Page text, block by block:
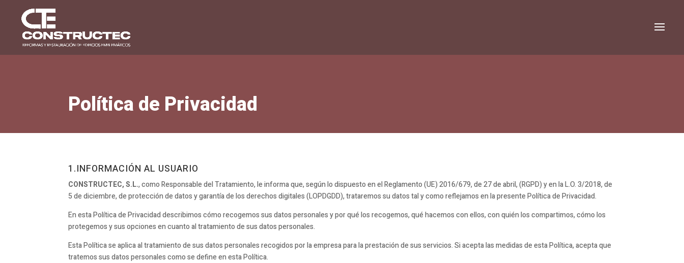
Política de Privacidad
1.INFORMACIÓN AL USUARIO
CONSTRUCTEC, S.L., como Responsable del Tratamiento, le informa que, según lo dispuesto en el Reglamento (UE) 2016/679, de 27 de abril, (RGPD) y en la L.O. 3/2018, de
5 de diciembre, de protección de datos y garantía de los derechos digitales (LOPDGDD), trataremos su datos tal y como reflejamos en la presente Política de Privacidad.
En esta Política de Privacidad describimos cómo recogemos sus datos personales y por qué los recogemos, qué hacemos con ellos, con quién los compartimos, cómo los
protegemos y sus opciones en cuanto al tratamiento de sus datos personales.
Esta Política se aplica al tratamiento de sus datos personales recogidos por la empresa para la prestación de sus servicios. Si acepta las medidas de esta Política, acepta que
tratemos sus datos personales como se define en esta Política.